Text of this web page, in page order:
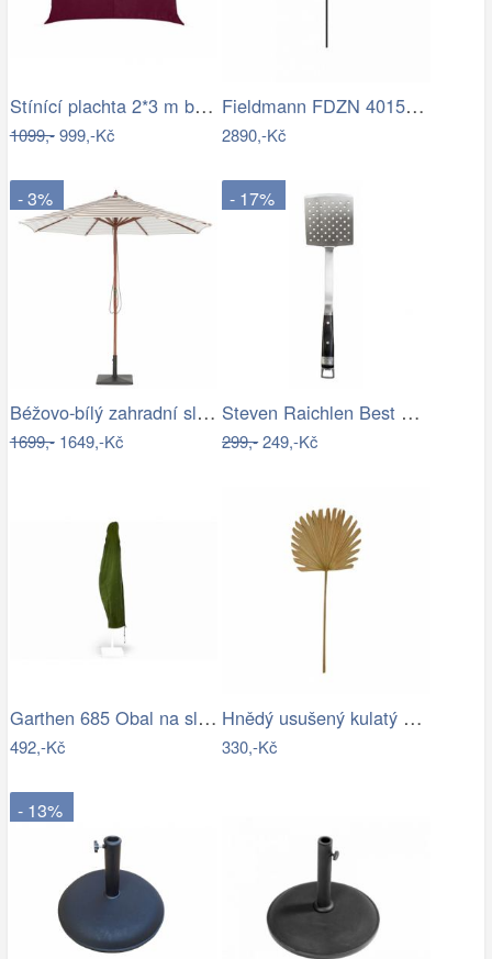
Stínící plachta 2*3 m bordó
1099,-999,-Kč
Fieldmann FDZN 4015 krémová
2890,-Kč
- 3%
Béžovo-bílý zahradní slunečník ⌀260 cm…
1699,-1649,-Kč
- 17%
Steven Raichlen Best of Barbecue…
299,-249,-Kč
Garthen 685 Obal na slunečník s…
492,-Kč
Hnědý usušený kulatý dekorativní list…
330,-Kč
- 13%